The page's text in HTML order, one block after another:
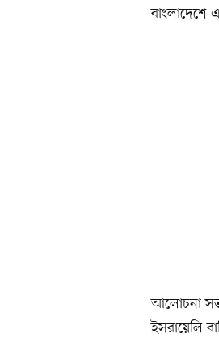
বাংলাদেশে
আলোচনা
ইসরায়েলি